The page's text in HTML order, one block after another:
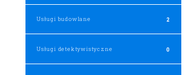
Usługi budowlane 2
Usługi detektywistyczne 0